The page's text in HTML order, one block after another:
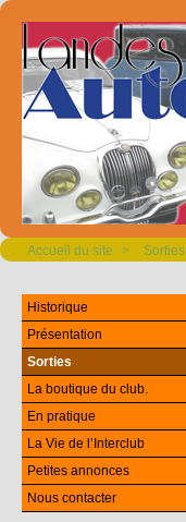
Accueil du site > Sorties
Historique
Présentation
Sorties
La boutique du club.
En pratique
La Vie de l’Interclub
Petites annonces
Nous contacter